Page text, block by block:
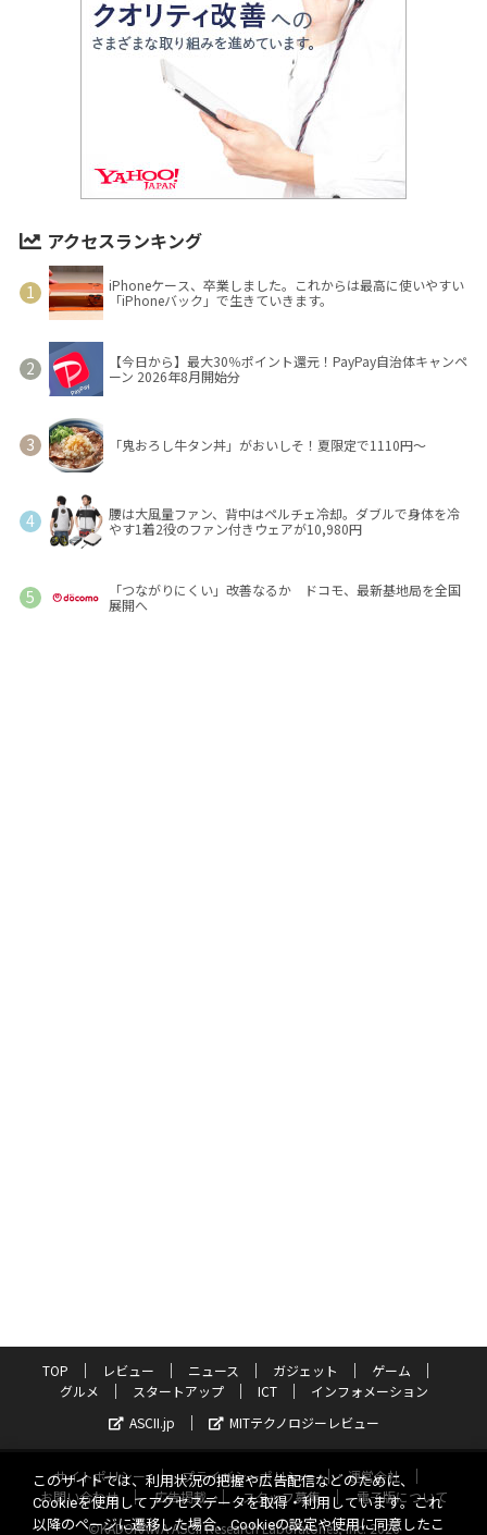
アクセスランキング
iPhoneケース、卒業しました。これからは最高に使いやすい
「iPhoneバック」で生きていきます。
【今日から】最大30％ポイント還元！PayPay自治体キャンペ
ーン 2026年8月開始分
「鬼おろし牛タン丼」がおいしそ！夏限定で1110円～
腰は大風量ファン、背中はペルチェ冷却。ダブルで身体を冷
やす1着2役のファン付きウェアが10,980円
「つながりにくい」改善なるか ドコモ、最新基地局を全国
展開へ
TOP レビュー ニュース ガジェット
ゲーム
グルメ
スタートアップ ICT
インフォメーション
ASCII.jp
MITテクノロジーレビュー
サイトポリシー プライバシーポリシー
運営会社
お問い合わせ
広告掲載 スタッフ募集
電子版について
©KADOKAWA ASCII Research Laboratories, Inc. 2026
このサイトでは、利用状況の把握や広告配信などのために、
Cookieを使用してアクセスデータを取得・利用しています。これ
以降のページに遷移した場合、Cookieの設定や使用に同意したこ